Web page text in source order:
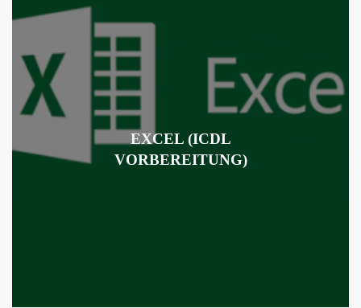
EXCEL (ICDL
VORBEREITUNG)